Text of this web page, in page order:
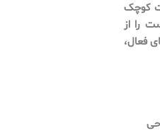
کوچک
را از
فعال،